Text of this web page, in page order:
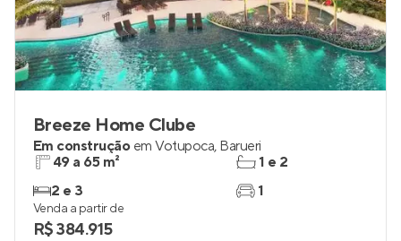
Breeze Home Clube
Em construção em Votupoca, Barueri
49 a 65 m²
2 e 3
1 e 2
1
Venda a partir de
R$ 384.915